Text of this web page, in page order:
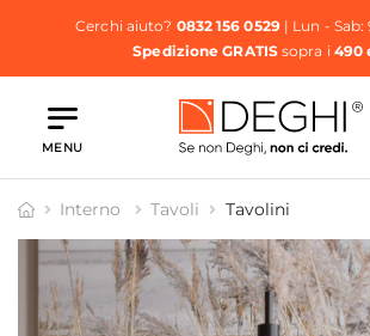
Cerchi aiuto? 0832 156 0529| Lun - Sab:
Spedizione GRATISsopra i 490
MENU
Interno Tavoli Tavolini